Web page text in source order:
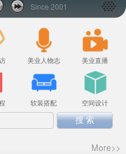
Since 2001
美业人物志 美业直播
软装搭配 空间设计
More>>